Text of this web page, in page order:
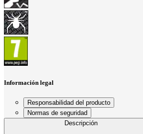
Información legal
Responsabilidad del producto
Normas de seguridad
Descripción